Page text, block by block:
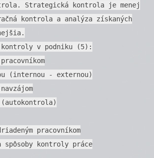
Strategická kontrola je menej
kontrola a analýza získaných
kontroly v podniku (5):
(internou - externou)
(autokontrola)
pracovníkom
spôsoby kontroly práce